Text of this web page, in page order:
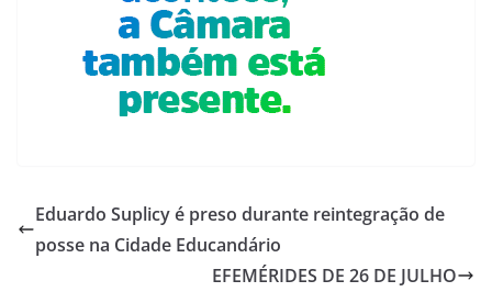
Eduardo Suplicy é preso durante reintegração de
posse na Cidade Educandário
EFEMÉRIDES DE 26 DE JULHO